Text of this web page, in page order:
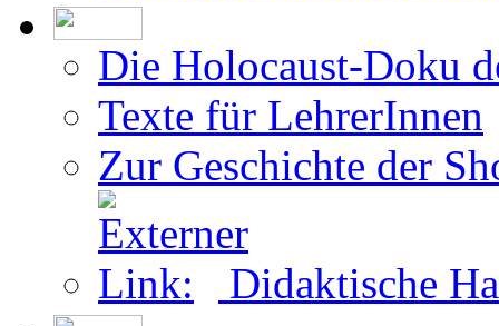
Die Holocaust-Doku
Texte für LehrerInnen
Zur Geschichte der
Didaktische